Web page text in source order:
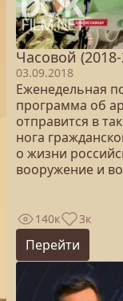
Часовой
03.09.2018
Еженедельная
программа об
отправится в
нога
о жизни
вооружение и
140к 3к
Перейти